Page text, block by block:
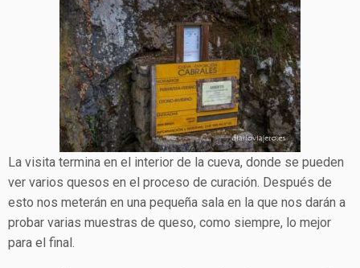
La visita termina en el interior de la cueva, donde se pueden
ver varios quesos en el proceso de curación. Después de
esto nos meterán en una pequeña sala en la que nos darán a
probar varias muestras de queso, como siempre, lo mejor
para el final.